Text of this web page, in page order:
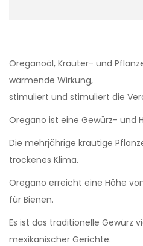
Oreganoöl, Kräuter- und
wärmende Wirkung,
stimuliert und stimuliert die
Oregano ist eine Gewürz- und
Die mehrjährige krautige
trockenes Klima.
Oregano erreicht eine Höhe
für Bienen.
Es ist das traditionelle Gewürz
mexikanischer Gerichte.